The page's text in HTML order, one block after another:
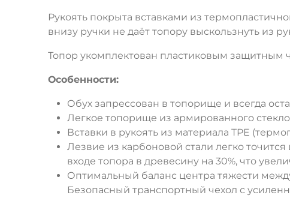
Рукоять покрыта вставками из
внизу ручки не даёт топору выскользнуть из
Топор укомплектован пластиковым защитным
Особенности:
Обух запрессован в топорище и всегда
Легкое топорище из армированного
Вставки в рукоять из материала TPE
Лезвие из карбоновой стали легко
входе топора в древесину на 30%, что
Оптимальный баланс центра тяжести
Безопасный транспортный чехол с